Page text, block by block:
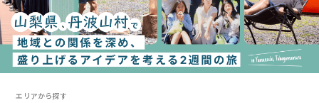
エリアから探す